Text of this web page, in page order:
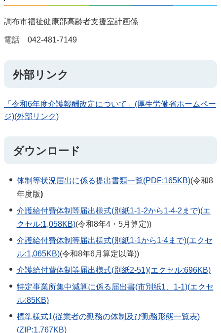
調布市福祉健康部高齢者支援室計画係
電話 042-481-7149
外部リンク
「令和6年度介護報酬改定について」(厚生労働省ホームペー
ジ)(外部リンク)
ダウンロード
体制等状況届出に係る提出書類一覧(PDF:165KB)(令和8
年度版)
介護給付費体制等届出様式(別紙1-1-2から1-4-2まで)(エ
クセル:1,058KB)(令和8年4・5月算定))
介護給付費体制等届出様式(別紙1-1から1-4まで)(エクセ
ル:1,065KB)(令和8年6月算定以降))
介護給付費体制等届出様式(別紙2-51)(エクセル:696KB)
特定事業所集中減算に係る届出書(市別紙1、1-1)(エクセ
ル:85KB)
標準様式1(従業者の勤務の体制及び勤務形態一覧表)
(ZIP:1,767KB)